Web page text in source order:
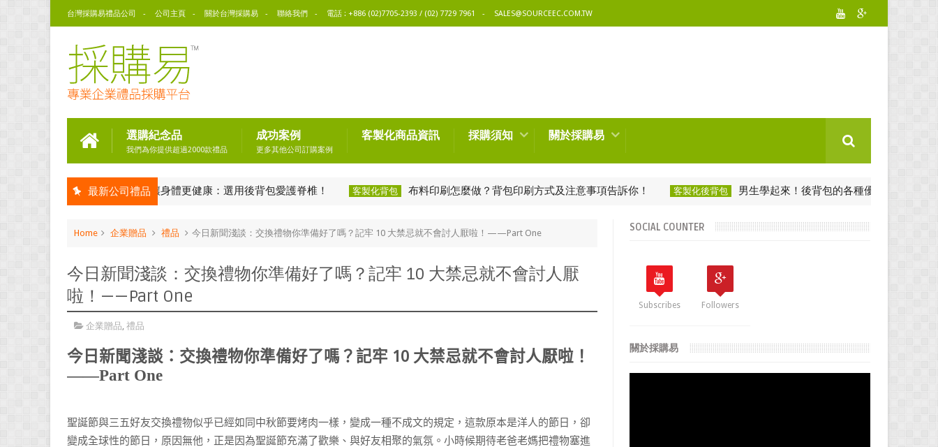
台灣採購易禮品公司 公司主頁 關於台灣採購易 聯絡我們 電話 : +886 (02)7705-2393 / (02) 7729 7961 SALES@SOURCEEC.COM.TW
選購紀念品
我們為你提供超過2000款禮品
成功案例
更多其他公司訂購案例
客製化商品資訊 採購須知 關於採購易
最新公司禮品
客製 後背包 讓身體更健康：選用後背包愛護脊椎！ 客製化背包 布料印刷怎麼做？背包印刷方式及注意事項告訴你！ 客製化後背包 男生學起來！後背包的各種優點與搭配方式
Home 企業贈品 禮品 今日新聞淺談：交換禮物你準備好了嗎？記牢 10 大禁忌就不會討人厭啦！——Part One
今日新聞淺談：交換禮物你準備好了嗎？記牢 10 大禁忌就不會討人厭
啦！——Part One
企業贈品, 禮品
今日新聞淺談：交換禮物你準備好了嗎？記牢 10 大禁忌就不會討人厭啦！
——Part One
聖誕節與三五好友交換禮物似乎已經如同中秋節要烤肉一樣，變成一種不成文的規定，這款原本是洋人的節日，卻
變成全球性的節日，原因無他，正是因為聖誕節充滿了歡樂、與好友相聚的氣氛。小時候期待老爸老媽把禮物塞進
SOCIAL COUNTER
Subscribes Followers
關於採購易